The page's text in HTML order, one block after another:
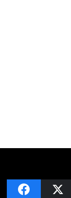
facebook